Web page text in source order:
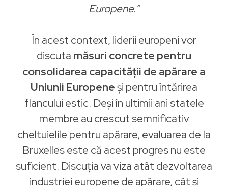
Europene.”
În acest context, liderii europeni vor
discuta măsuri concrete pentru
consolidarea capacității de apărare a
Uniunii Europeneși pentru întărirea
flancului estic. Deși în ultimii ani statele
membre au crescut semnificativ
cheltuielile pentru apărare, evaluarea de la
Bruxelles este că acest progres nu este
suficient. Discuția va viza atât dezvoltarea
industriei europene de apărare, cât și